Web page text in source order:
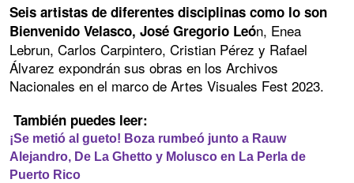
Seis artistas de diferentes disciplinas como lo son
Bienvenido Velasco, José Gregorio León, Enea
Lebrun, Carlos Carpintero, Cristian Pérez y Rafael
Álvarez expondrán sus obras en los Archivos
Nacionales en el marco de Artes Visuales Fest 2023.
También puedes leer:
¡Se metió al gueto! Boza rumbeó junto a Rauw
Alejandro, De La Ghetto y Molusco en La Perla de
Puerto Rico